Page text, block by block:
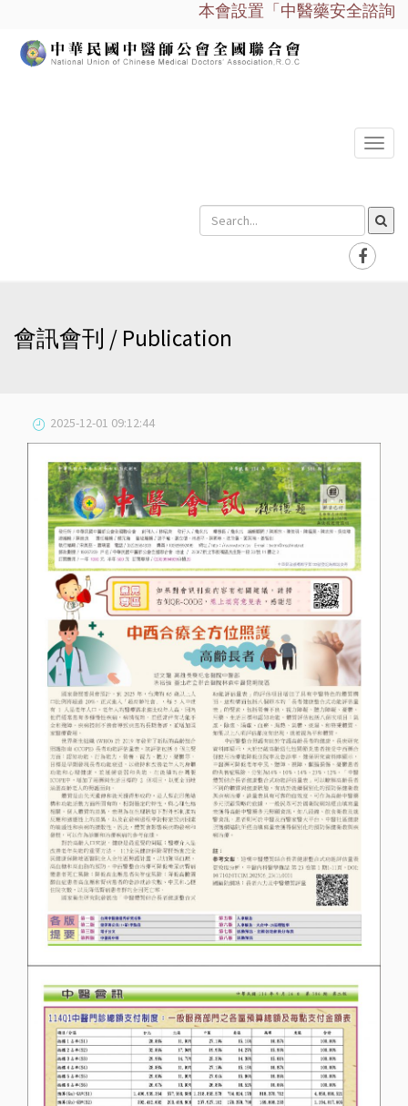
本會設置「中醫藥安全諮詢服
選
會訊會刊 / Publication
2025-12-01 09:12:44